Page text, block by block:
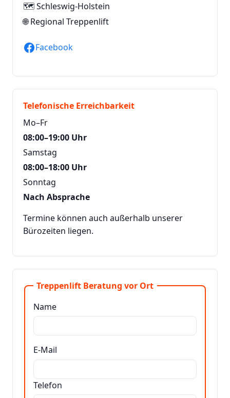
🗺️ Schleswig-Holstein
🌐Regional Treppenlift
Facebook
Telefonische Erreichbarkeit
Mo–Fr
08:00–19:00 Uhr
Samstag
08:00–18:00 Uhr
Sonntag
Nach Absprache
Termine können auch außerhalb unserer
Bürozeiten liegen.
Treppenlift Beratung vor Ort
Name
E-Mail
Telefon